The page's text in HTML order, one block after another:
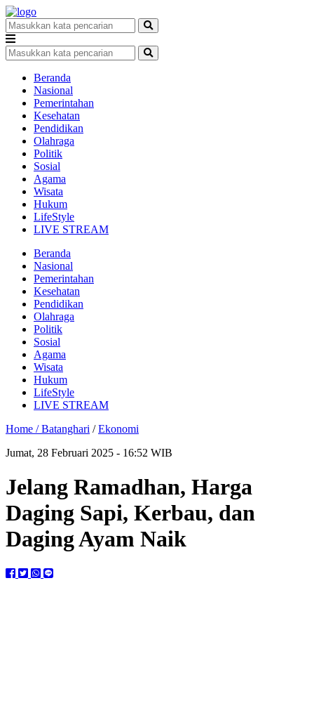
Beranda
Nasional
Pemerintahan
Kesehatan
Pendidikan
Olahraga
Politik
Sosial
Agama
Wisata
Hukum
LifeStyle
LIVE STREAM
Beranda
Nasional
Pemerintahan
Kesehatan
Pendidikan
Olahraga
Politik
Sosial
Agama
Wisata
Hukum
LifeStyle
LIVE STREAM
Home /Batanghari /Ekonomi
Jumat, 28 Februari 2025 - 16:52 WIB
Jelang Ramadhan, Harga
Daging Sapi, Kerbau, dan
Daging Ayam Naik